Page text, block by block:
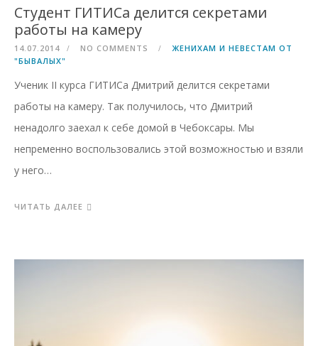
Студент ГИТИСа делится секретами
работы на камеру
14.07.2014 NO COMMENTS
ЖЕНИХАМ И НЕВЕСТАМ ОТ
"БЫВАЛЫХ"
Ученик II курса ГИТИСа Дмитрий делится секретами
работы на камеру. Так получилось, что Дмитрий
ненадолго заехал к себе домой в Чебоксары. Мы
непременно воспользовались этой возможностью и взяли
у него…
ЧИТАТЬ ДАЛЕЕ